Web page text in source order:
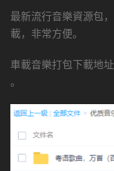
最新流行音樂資源包
載，非常方便。
車載音樂打包下載地址
。